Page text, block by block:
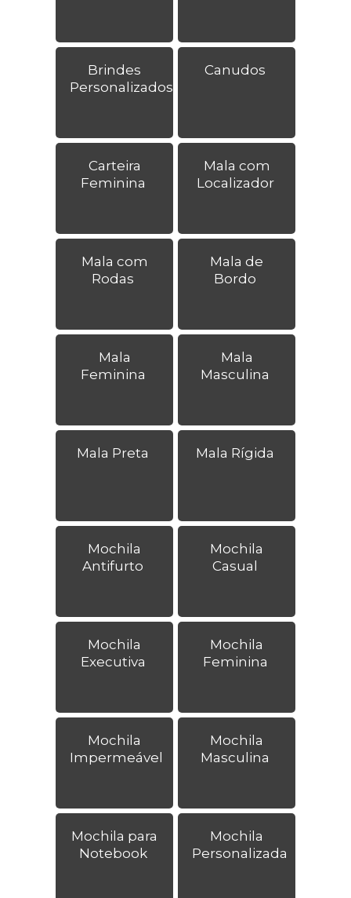
Brindes
Personalizados
Canudos
Carteira
Feminina
Mala com
Localizador
Mala com
Rodas
Mala de
Bordo
Mala
Feminina
Mala
Masculina
Mala Preta Mala Rígida
Mochila
Antifurto
Mochila
Casual
Mochila
Executiva
Mochila
Feminina
Mochila
Impermeável
Mochila
Masculina
Mochila para
Notebook
Mochila
Personalizada